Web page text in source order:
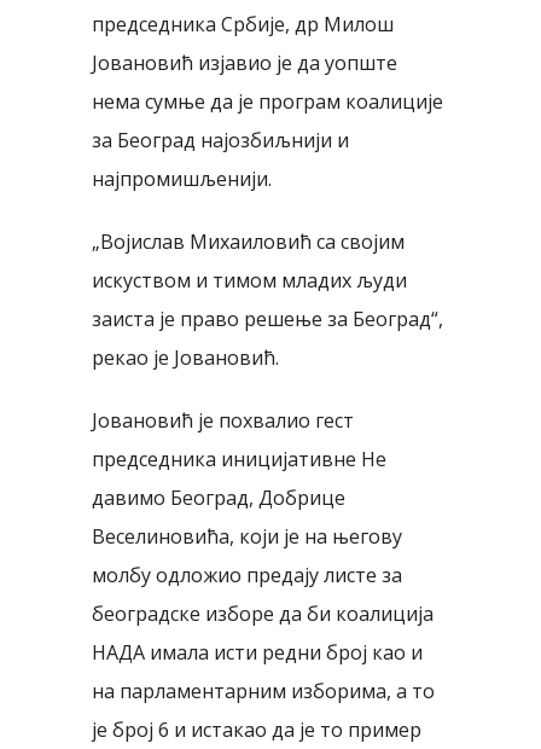
председника Србије, др Милош
Јовановић изјавио је да уопште
нема сумње да је програм коалиције
за Београд најозбиљнији и
најпромишљенији.
„Војислав Михаиловић са својим
искуством и тимом младих људи
заиста је право решење за Београд“,
рекао је Јовановић.
Јовановић је похвалио гест
председника иницијативне Не
давимо Београд, Добрице
Веселиновића, који је на његову
молбу одложио предају листе за
београдске изборе да би коалиција
НАДА имала исти редни број као и
на парламентарним изборима, а то
је број 6 и истакао да је то пример